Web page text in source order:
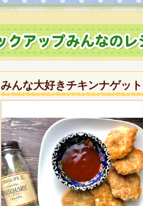
みんな大好きチキンナゲット